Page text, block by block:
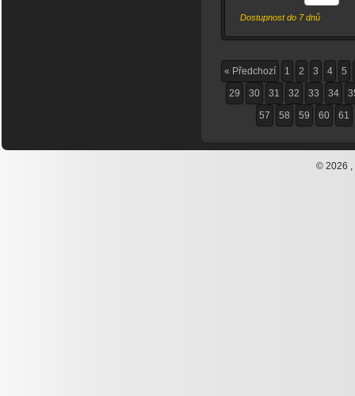
Dostupnost do 7 dnů
« Předchozí 1 2 3 4
5
29
30 31 32 33 34
57
58 59 60 61
© 2026